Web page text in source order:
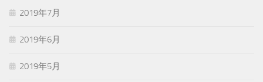
2019年7月
2019年6月
2019年5月